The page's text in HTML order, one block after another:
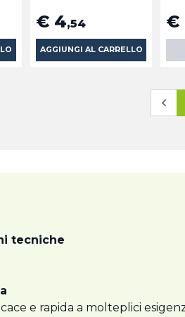
€ 4,54
AGGIUNGI AL CARRELLO
€
tecniche
e rapida a molteplici